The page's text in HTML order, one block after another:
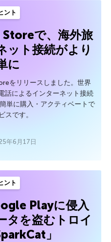
ント
で、海外旅
ット接続がより
に
をリリースしました。世界
話によるインターネット接続
単に購入・アクティベートで
スです。
年6月17日
ント
Playに侵入
タを盗むトロイ
」